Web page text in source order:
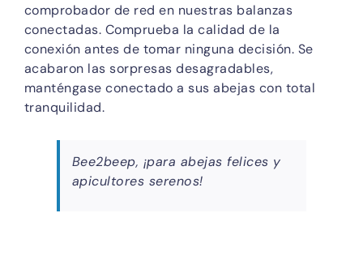
comprobador de red en nuestras balanzas
conectadas. Comprueba la calidad de la
conexión antes de tomar ninguna decisión. Se
acabaron las sorpresas desagradables,
manténgase conectado a sus abejas con total
tranquilidad.
Bee2beep, ¡para abejas felices y
apicultores serenos!